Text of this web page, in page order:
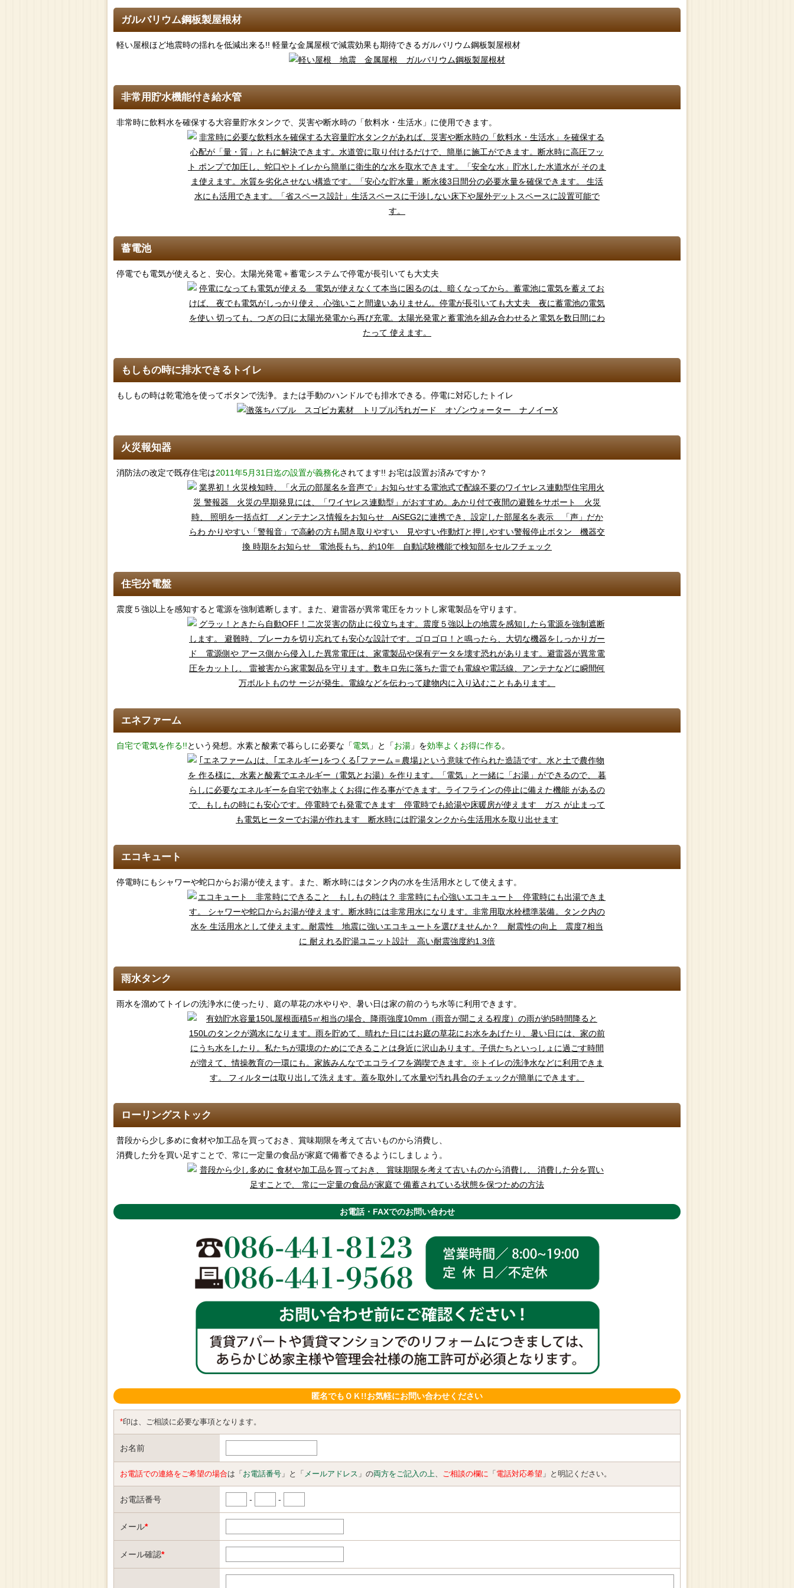
ガルバリウム鋼板製屋根材
軽い屋根ほど地震時の揺れを低減出来る!! 軽量な金属屋根で減震効果も期待できるガルバリウム鋼板製屋根材
非常用貯水機能付き給水管
非常時に飲料水を確保する大容量貯水タンクで、災害や断水時の「飲料水・生活水」に使用できます。
蓄電池
停電でも電気が使えると、安心。太陽光発電＋蓄電システムで停電が長引いても大丈夫
もしもの時に排水できるトイレ
もしもの時は乾電池を使ってボタンで洗浄。または手動のハンドルでも排水できる。停電に対応したトイレ
火災報知器
消防法の改定で既存住宅は2011年5月31日迄の設置が義務化されてます!! お宅は設置お済みですか？
住宅分電盤
震度５強以上を感知すると電源を強制遮断します。また、避雷器が異常電圧をカットし家電製品を守ります。
エネファーム
自宅で電気を作る!!という発想。水素と酸素で暮らしに必要な「電気 」と「お湯 」を効率よくお得に作る。
エコキュート
停電時にもシャワーや蛇口からお湯が使えます。また、断水時にはタンク内の水を生活用水として使えます。
雨水タンク
雨水を溜めてトイレの洗浄水に使ったり、庭の草花の水やりや、暑い日は家の前のうち水等に利用できます。
ローリングストック
普段から少し多めに食材や加工品を買っておき、賞味期限を考えて古いものから消費し、
消費した分を買い足すことで、常に一定量の食品が家庭で備蓄できるようにしましょう。
お電話・FAXでのお問い合わせ
匿名でもＯＫ!!お気軽にお問い合わせください
*印は、ご相談に必要な事項となります。
お名前
お電話での連絡をご希望の場合は「 お電話番号 」と「 メールアドレス 」の両方をご記入の上、 ご相談の欄に 「 電話対応希望 」と明記ください。
お電話番号 - -
メール*
メール確認*